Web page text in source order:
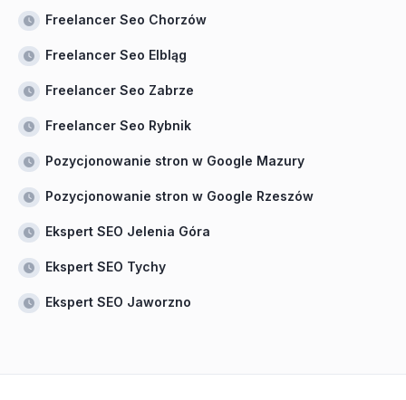
Freelancer Seo Chorzów
Freelancer Seo Elbląg
Freelancer Seo Zabrze
Freelancer Seo Rybnik
Pozycjonowanie stron w Google Mazury
Pozycjonowanie stron w Google Rzeszów
Ekspert SEO Jelenia Góra
Ekspert SEO Tychy
Ekspert SEO Jaworzno